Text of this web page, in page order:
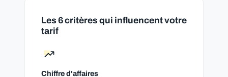
Les 6 critères qui influencent votre
tarif
Chiffre d'affaires